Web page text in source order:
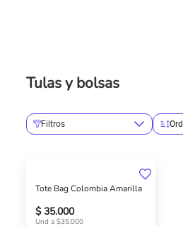
Tulas y bolsas
Filtros
Tote Bag Colombia Amarilla
$ 35.000
Und a $35.000